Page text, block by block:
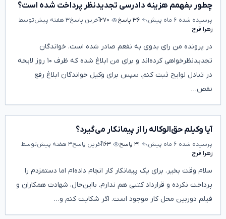
چطور بفهمم هزینه دادرسی تجدیدنظر پرداخت شده است؟
پرسیده شده ۶ ماه پیش ۳۶ پاسخ ۲۷۰آخرین پاسخ۳ هفته پیش
توسط
زهرا فرج
در پرونده من رای بدوی به نفعم صادر شده است. خواندگان
تجدیدنظرخواهی کرده‌اند و برای من ابلاغ شده که ظرف ۱۰ روز لایحه
در تبادل لوایح ثبت کنم. سپس برای وکیل خواندگان ابلاغ رفع
نقص…
آیا وکیلم حق‌الوکاله را از پیمانکار می‌گیرد؟
پرسیده شده ۶ ماه پیش ۳۱ پاسخ ۱۶۳آخرین پاسخ۳ هفته پیش
توسط
زهرا فرج
سلام وقت بخیر. برای یک پیمانکار کار انجام داده‌ام اما دستمزدم را
پرداخت نکرده و قرارداد کتبی هم ندارم. بااین‌حال، شهادت همکاران و
فیلم دوربین محل کار موجود است. اگر شکایت کنم و…